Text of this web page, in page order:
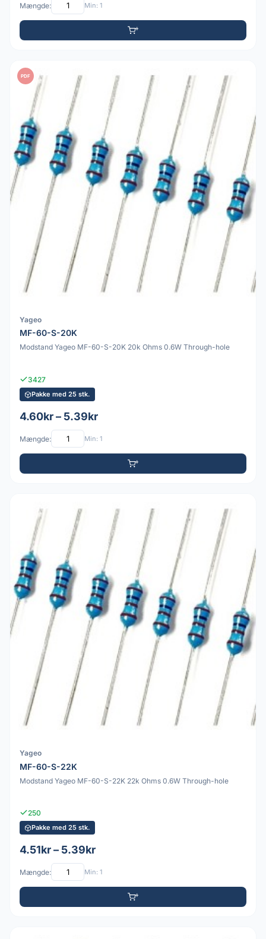
Mængde: Min: 1
PDF
Yageo
MF-60-S-20K
Modstand Yageo MF-60-S-20K 20k Ohms 0.6W Through-hole
3427
Pakke med 25 stk.
4.60kr – 5.39kr
Mængde: Min: 1
Yageo
MF-60-S-22K
Modstand Yageo MF-60-S-22K 22k Ohms 0.6W Through-hole
250
Pakke med 25 stk.
4.51kr – 5.39kr
Mængde: Min: 1